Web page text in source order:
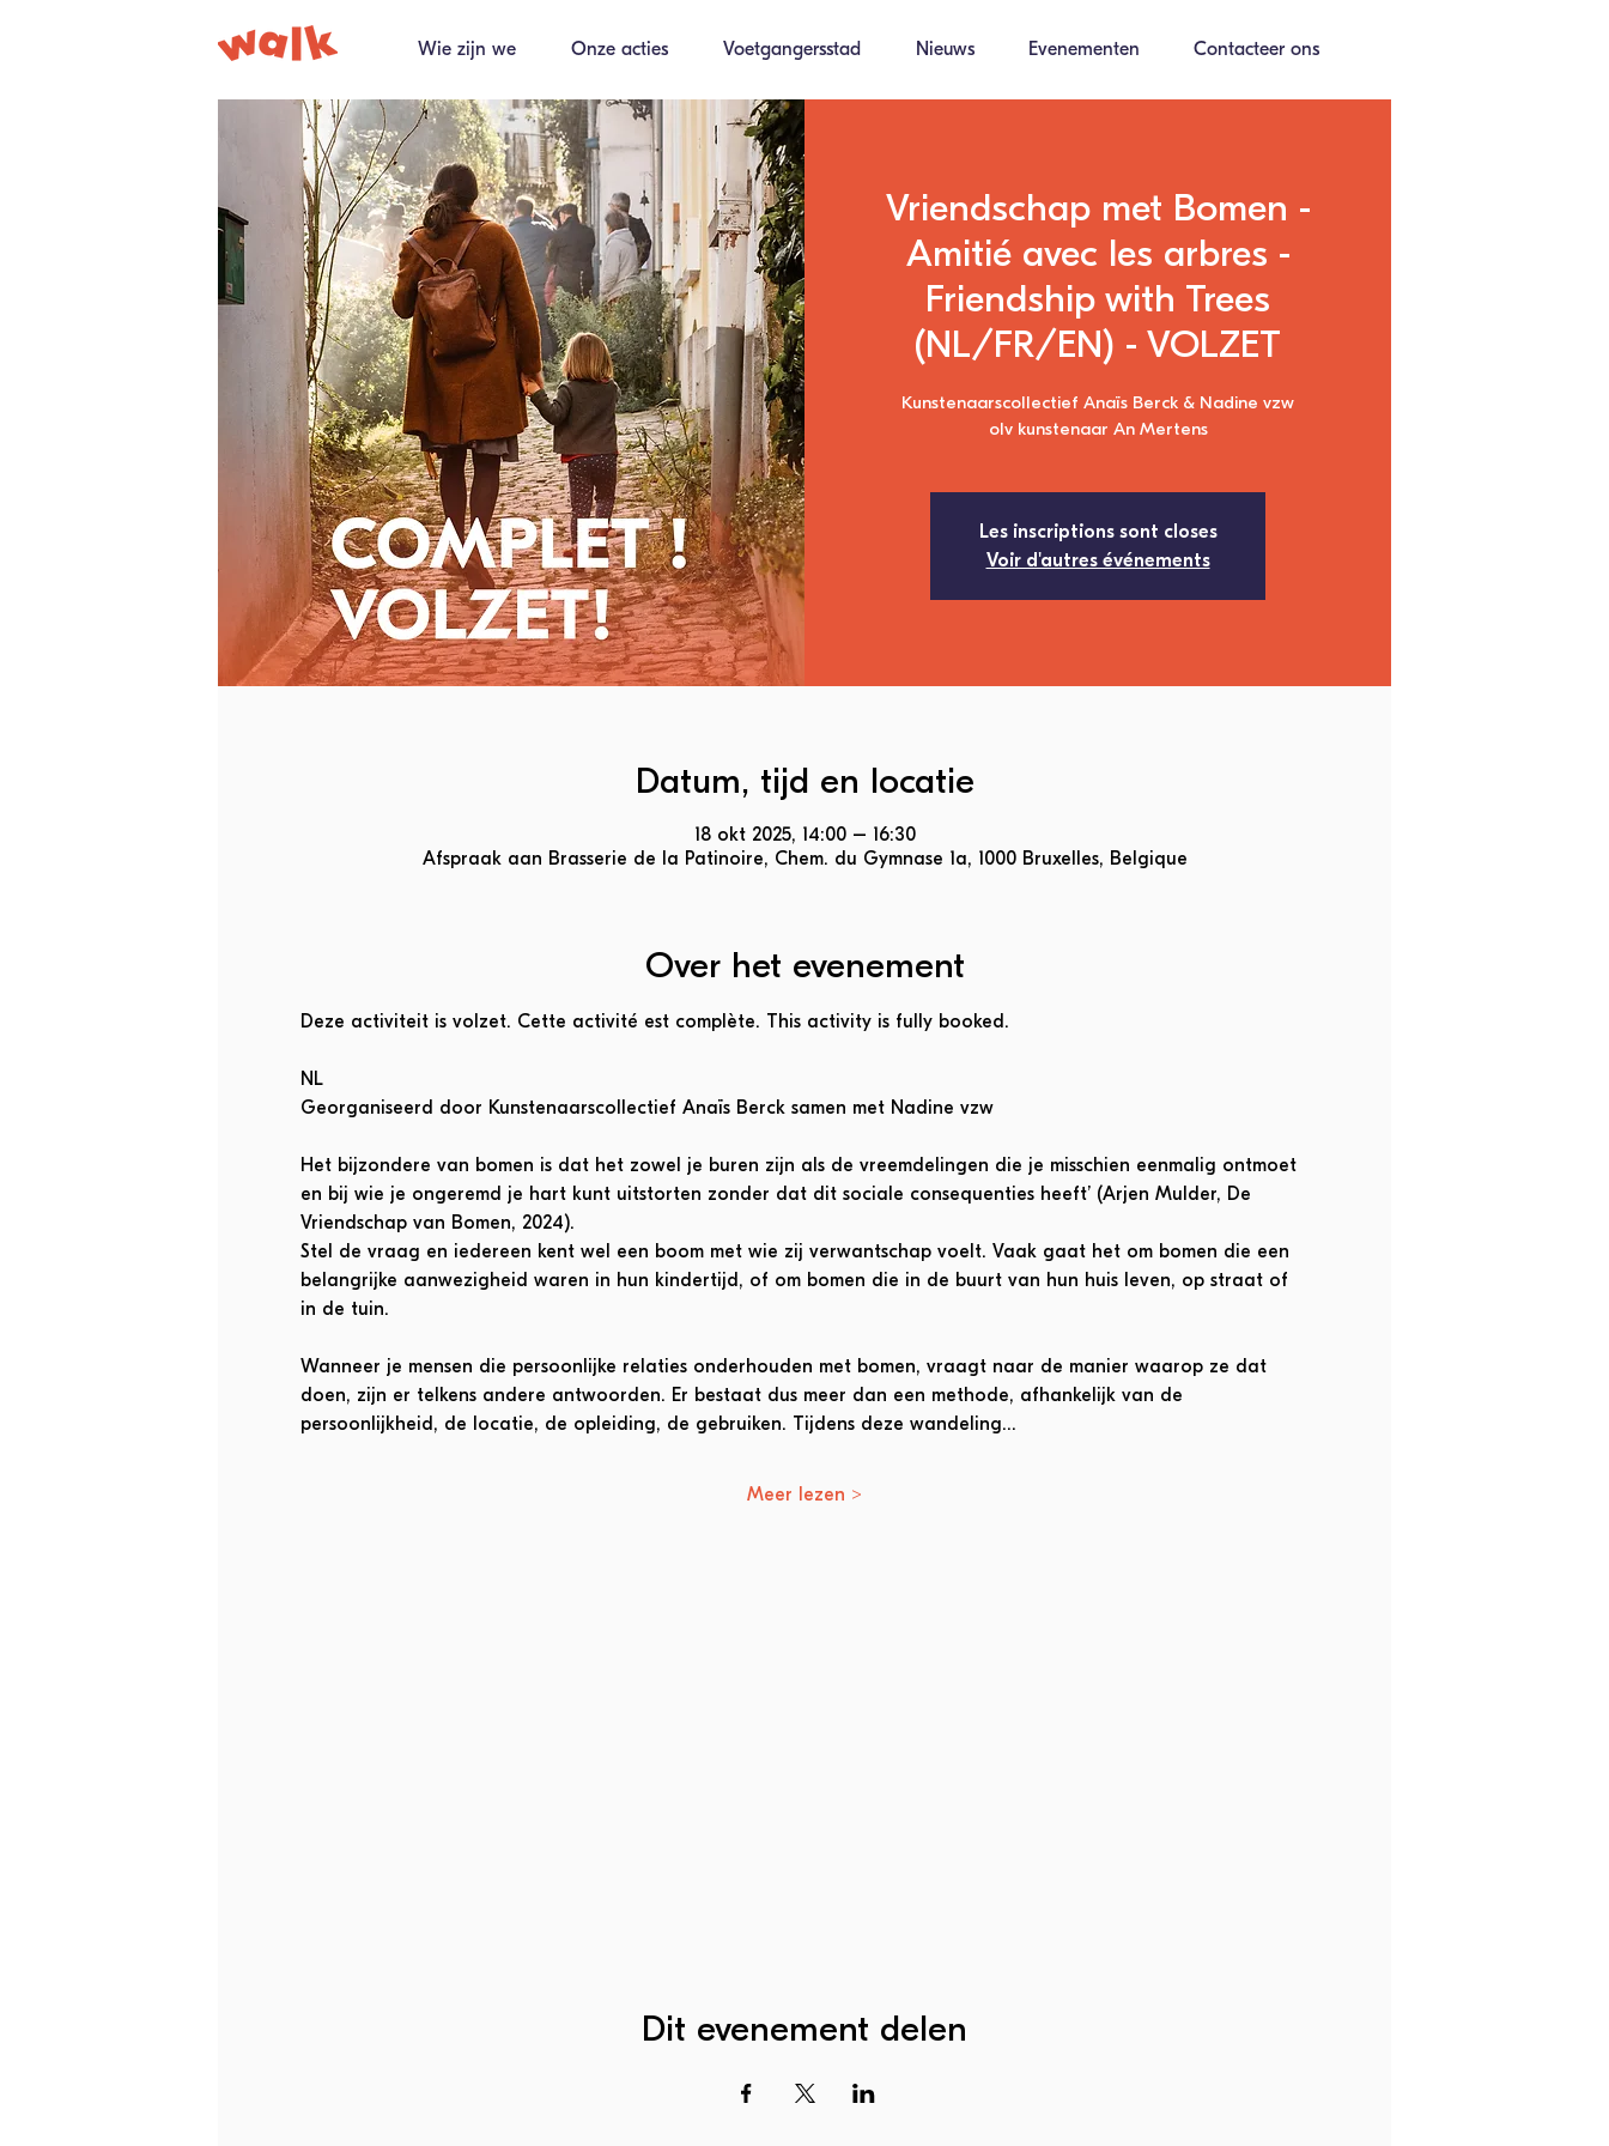
Wie zijn we Onze acties Voetgangersstad Nieuws Evenementen Contacteer ons
Vriendschap met Bomen -
Amitié avec les arbres -
Friendship with Trees
(NL/FR/EN) - VOLZET
Kunstenaarscollectief Anaïs Berck & Nadine vzw
olv kunstenaar An Mertens
Les inscriptions sont closes
Voir d'autres événements
Datum, tijd en locatie
18 okt 2025, 14:00 – 16:30
Afspraak aan Brasserie de la Patinoire, Chem. du Gymnase 1a, 1000 Bruxelles, Belgique
Over het evenement
Deze activiteit is volzet. Cette activité est complète. This activity is fully booked.
NL
Georganiseerd door Kunstenaarscollectief Anaïs Berck samen met Nadine vzw
Het bijzondere van bomen is dat het zowel je buren zijn als de vreemdelingen die je misschien eenmalig ontmoet
en bij wie je ongeremd je hart kunt uitstorten zonder dat dit sociale consequenties heeft’ (Arjen Mulder, De
Vriendschap van Bomen, 2024).
Stel de vraag en iedereen kent wel een boom met wie zij verwantschap voelt. Vaak gaat het om bomen die een
belangrijke aanwezigheid waren in hun kindertijd, of om bomen die in de buurt van hun huis leven, op straat of
in de tuin.
Wanneer je mensen die persoonlijke relaties onderhouden met bomen, vraagt naar de manier waarop ze dat
doen, zijn er telkens andere antwoorden. Er bestaat dus meer dan een methode, afhankelijk van de
persoonlijkheid, de locatie, de opleiding, de gebruiken. Tijdens deze wandeling…
Meer lezen >
Dit evenement delen